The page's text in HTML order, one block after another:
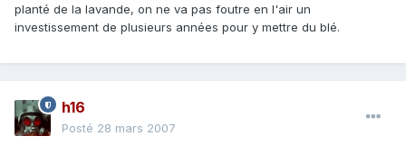
planté de la lavande, on ne va pas foutre en l'air un
investissement de plusieurs années pour y mettre du blé.
h16
Posté 28 mars 2007